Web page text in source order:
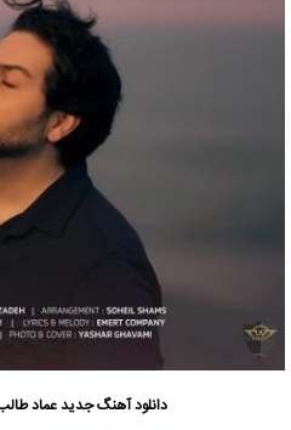
دانلود آهنگ جدیدعماد